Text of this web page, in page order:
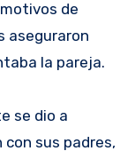
de
aseguraron
la pareja.
se dio a
con sus padres,